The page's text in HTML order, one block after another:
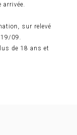
arrivée.
sur relevé
09.
de 18 ans et